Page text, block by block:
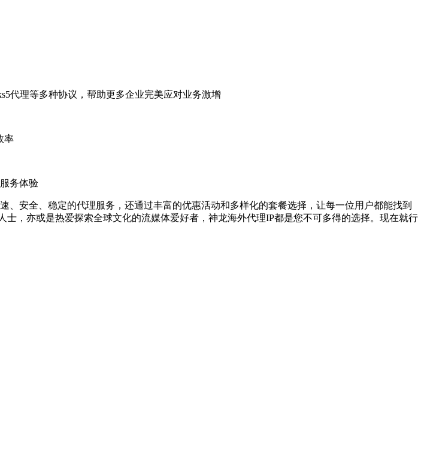
代理等多种协议，帮助更多企业完美应对业务激增
率
务体验
、安全、稳定的代理服务，还通过丰富的优惠活动和多样化的套餐选择，让每一位用户都能找到
，亦或是热爱探索全球文化的流媒体爱好者，神龙海外代理IP都是您不可多得的选择。现在就行